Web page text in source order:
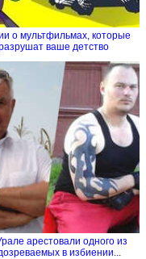
о мультфильмах, которые
ваше детство
арестовали одного из
в избиении...